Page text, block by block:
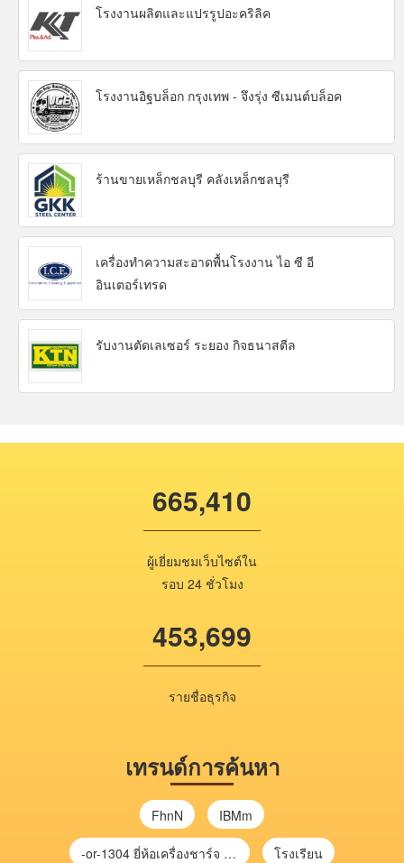
โรงงานผลิตและแปรรูปอะคริลิค
โรงงานอิฐบล็อก กรุงเทพ - จึงรุ่ง ซีเมนต์บล็อค
ร้านขายเหล็กชลบุรี คลังเหล็กชลบุรี
เครื่องทำความสะอาดพื้นโรงงาน ไอ ซี อี
อินเตอร์เทรด
รับงานตัดเลเซอร์ ระยอง กิจธนาสตีล
665,410
ผู้เยี่ยมชมเว็บไซต์ใน
รอบ 24 ชั่วโมง
453,699
รายชื่อธุรกิจ
เทรนด์การค้นหา
FhnN IBMm
-or-1304 ยี่ห้อเครื่องชาร์จ chargecore โรงเรียน